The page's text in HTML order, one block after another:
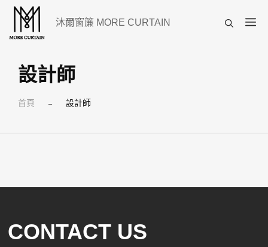
沐爾窗簾 MORE CURTAIN
選
設計師
首頁 – 設計師
CONTACT US